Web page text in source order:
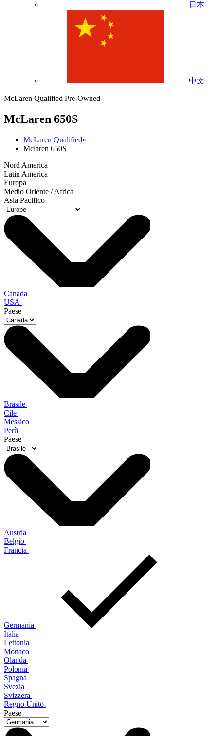
日本
中文
McLaren Qualified Pre-Owned
McLaren 650S
McLaren Qualified»
Mclaren 650S
Nord America
Latin America
Europa
Medio Oriente / Africa
Asia Pacifico
Canada
USA
Paese
Brasile
Cile
Messico
Perù
Paese
Austria
Belgio
Francia
Germania
Italia
Lettonia
Monaco
Olanda
Polonia
Spagna
Svezia
Svizzera
Regno Unito
Paese